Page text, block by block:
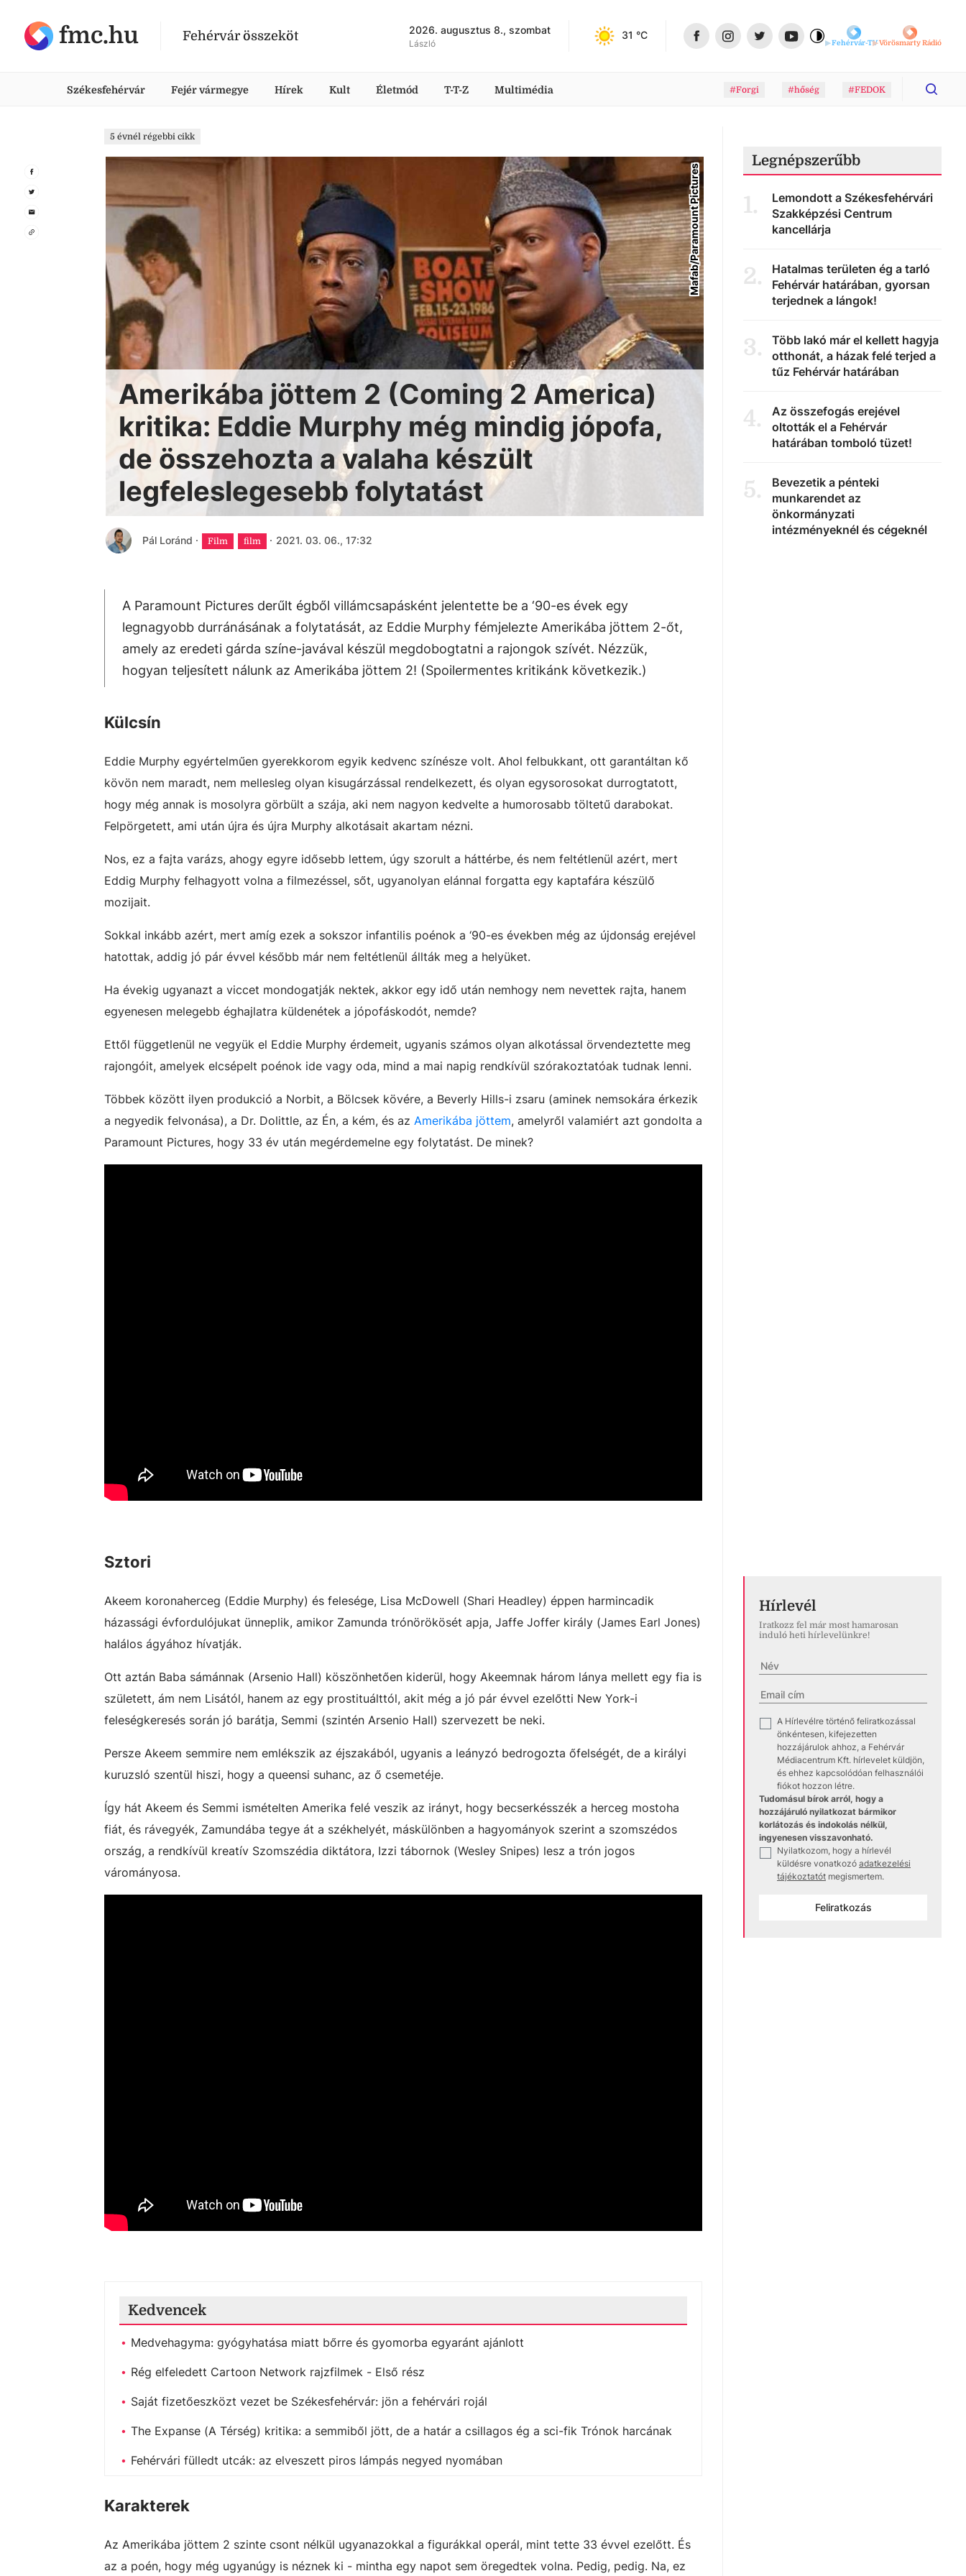
fmc.hu Fehérvár összeköt 2026. augusztus 8., szombat
László
31 °C
Fehérvár-TVVörösmarty Rádió
Székesfehérvár Fejér vármegye Hírek Kult Életmód T-T-Z Multimédia #Forgi #hőség #FEDOK
5 évnél régebbi cikk
Mafab/Paramount Pictures
Amerikába jöttem 2 (Coming 2 America)
kritika: Eddie Murphy még mindig jópofa,
de összehozta a valaha készült
legfeleslegesebb folytatást
Pál Loránd · Film film · 2021. 03. 06., 17:32
A Paramount Pictures derűlt égből villámcsapásként jelentette be a ‘90-es évek egy
legnagyobb durránásának a folytatását, az Eddie Murphy fémjelezte Amerikába jöttem 2-őt,
amely az eredeti gárda színe-javával készül megdobogtatni a rajongok szívét. Nézzük,
hogyan teljesített nálunk az Amerikába jöttem 2! (Spoilermentes kritikánk következik.)
Külcsín
Eddie Murphy egyértelműen gyerekkorom egyik kedvenc színésze volt. Ahol felbukkant, ott garantáltan kő
kövön nem maradt, nem mellesleg olyan kisugárzással rendelkezett, és olyan egysorosokat durrogtatott,
hogy még annak is mosolyra görbült a szája, aki nem nagyon kedvelte a humorosabb töltetű darabokat.
Felpörgetett, ami után újra és újra Murphy alkotásait akartam nézni.
Nos, ez a fajta varázs, ahogy egyre idősebb lettem, úgy szorult a háttérbe, és nem feltétlenül azért, mert
Eddig Murphy felhagyott volna a filmezéssel, sőt, ugyanolyan elánnal forgatta egy kaptafára készülő
mozijait.
Sokkal inkább azért, mert amíg ezek a sokszor infantilis poénok a ‘90-es években még az újdonság erejével
hatottak, addig jó pár évvel később már nem feltétlenül állták meg a helyüket.
Ha évekig ugyanazt a viccet mondogatják nektek, akkor egy idő után nemhogy nem nevettek rajta, hanem
egyenesen melegebb éghajlatra küldenétek a jópofáskodót, nemde?
Ettől függetlenül ne vegyük el Eddie Murphy érdemeit, ugyanis számos olyan alkotással örvendeztette meg
rajongóit, amelyek elcsépelt poénok ide vagy oda, mind a mai napig rendkívül szórakoztatóak tudnak lenni.
Többek között ilyen produkció a Norbit, a Bölcsek kövére, a Beverly Hills-i zsaru (aminek nemsokára érkezik
a negyedik felvonása), a Dr. Dolittle, az Én, a kém, és az Amerikába jöttem, amelyről valamiért azt gondolta a
Paramount Pictures, hogy 33 év után megérdemelne egy folytatást. De minek?
Sztori
Akeem koronaherceg (Eddie Murphy) és felesége, Lisa McDowell (Shari Headley) éppen harmincadik
házassági évfordulójukat ünneplik, amikor Zamunda trónörökösét apja, Jaffe Joffer király (James Earl Jones)
halálos ágyához hívatják.
Ott aztán Baba sámánnak (Arsenio Hall) köszönhetően kiderül, hogy Akeemnak három lánya mellett egy fia is
született, ám nem Lisától, hanem az egy prostituálttól, akit még a jó pár évvel ezelőtti New York-i
feleségkeresés során jó barátja, Semmi (szintén Arsenio Hall) szervezett be neki.
Persze Akeem semmire nem emlékszik az éjszakából, ugyanis a leányzó bedrogozta őfelségét, de a királyi
kuruzsló szentül hiszi, hogy a queensi suhanc, az ő csemetéje.
Így hát Akeem és Semmi ismételten Amerika felé veszik az irányt, hogy becserkésszék a herceg mostoha
fiát, és rávegyék, Zamundába tegye át a székhelyét, máskülönben a hagyományok szerint a szomszédos
ország, a rendkívül kreatív Szomszédia diktátora, Izzi tábornok (Wesley Snipes) lesz a trón jogos
várományosa.
Kedvencek
Medvehagyma: gyógyhatása miatt bőrre és gyomorba egyaránt ajánlott
Rég elfeledett Cartoon Network rajzfilmek - Első rész
Saját fizetőeszközt vezet be Székesfehérvár: jön a fehérvári rojál
The Expanse (A Térség) kritika: a semmiből jött, de a határ a csillagos ég a sci-fik Trónok harcának
Fehérvári fülledt utcák: az elveszett piros lámpás negyed nyomában
Karakterek
Az Amerikába jöttem 2 szinte csont nélkül ugyanazokkal a figurákkal operál, mint tette 33 évvel ezelőtt. És
az a poén, hogy még ugyanúgy is néznek ki - mintha egy napot sem öregedtek volna. Pedig, pedig. Na, ez
Legnépszerűbb
1.
Lemondott a Székesfehérvári
Szakképzési Centrum
kancellárja
2.
Hatalmas területen ég a tarló
Fehérvár határában, gyorsan
terjednek a lángok!
3.
Több lakó már el kellett hagyja
otthonát, a házak felé terjed a
tűz Fehérvár határában
4.
Az összefogás erejével
oltották el a Fehérvár
határában tomboló tüzet!
5.
Bevezetik a pénteki
munkarendet az
önkormányzati
intézményeknél és cégeknél
Hírlevél
Iratkozz fel már most hamarosan
induló heti hírlevelünkre!
✓
A Hírlevélre történő feliratkozással
önkéntesen, kifejezetten
hozzájárulok ahhoz, a Fehérvár
Médiacentrum Kft. hírlevelet küldjön,
és ehhez kapcsolódóan felhasználói
fiókot hozzon létre.
Tudomásul bírok arról, hogy a
hozzájáruló nyilatkozat bármikor
korlátozás és indokolás nélkül,
ingyenesen visszavonható.
✓
Nyilatkozom, hogy a hírlevél
küldésre vonatkozó adatkezelési
tájékoztatót megismertem.
Feliratkozás